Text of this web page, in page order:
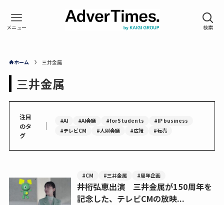
ホーム 三井金属
三井金属
注目
のタ
グ
｜ #AI #AI会議 #forStudents
#IP business
#テレビCM
#人財会議 #広報 #転売
#CM #三井金属 #周年企画
井桁弘恵出演 三井金属が150周年を
記念した、テレビCMの放映...